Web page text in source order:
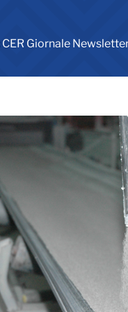
CER Giornale